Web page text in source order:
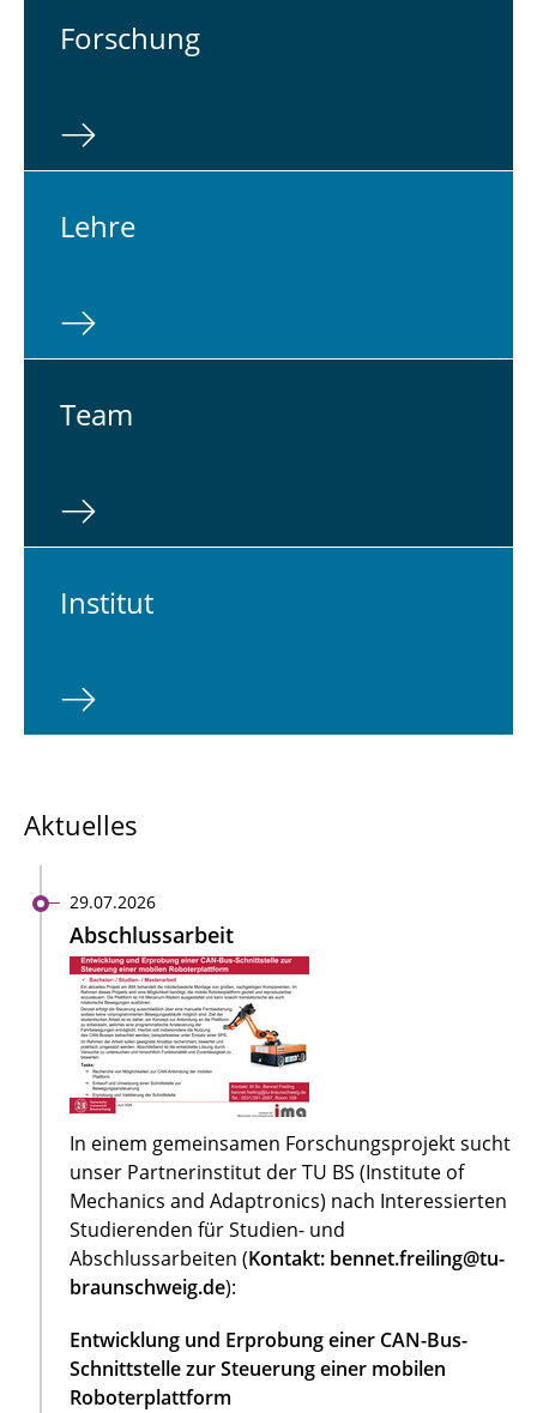
For­schung
Lehre
Team
In­sti­tut
Aktuelles
29.07.2026
Abschlussarbeit
In einem gemeinsamen Forschungsprojekt sucht
unser Partnerinstitut der TU BS (Institute of
Mechanics and Adaptronics) nach Interessierten
Studierenden für Studien- und
Abschlussarbeiten (Kontakt: bennet.freiling@tu-
braunschweig.de):
Entwicklung und Erprobung einer CAN-Bus-
Schnittstelle zur Steuerung einer mobilen
Roboterplattform